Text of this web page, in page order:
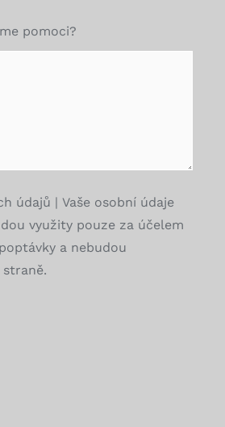
pomoci?
údajů | Vaše osobní údaje
využity pouze za účelem
a nebudou